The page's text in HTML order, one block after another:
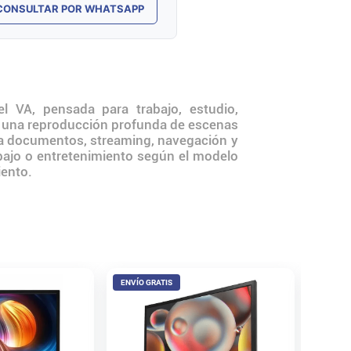
POR WHATSAPP
VA, pensada para trabajo, estudio,
reproducción profunda de escenas
documentos, streaming, navegación y
o entretenimiento según el modelo
ENVÍO GRATIS